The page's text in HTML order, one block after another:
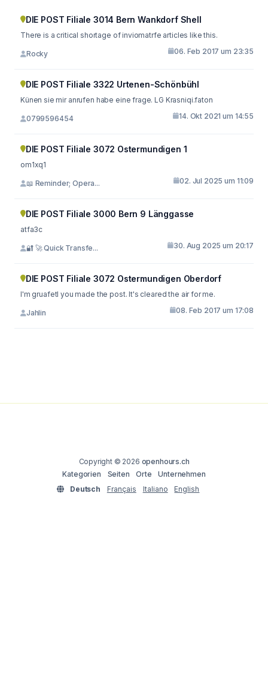
DIE POST Filiale 3014 Bern Wankdorf Shell
There is a critical shortage of inviomatrfe articles like this.
Rocky 06. Feb 2017 um 23:35
DIE POST Filiale 3322 Urtenen-Schönbühl
Künen sie mir anrufen habe eine frage. LG Krasniqi.faton
0799596454 14. Okt 2021 um 14:55
DIE POST Filiale 3072 Ostermundigen 1
om1xq1
📖 Reminder; Opera... 02. Jul 2025 um 11:09
DIE POST Filiale 3000 Bern 9 Länggasse
atfa3c
🔐 🚀 Quick Transfe... 30. Aug 2025 um 20:17
DIE POST Filiale 3072 Ostermundigen Oberdorf
I'm gruafetl you made the post. It's cleared the air for me.
Jahlin 08. Feb 2017 um 17:08
Copyright © 2026 openhours.ch
Kategorien
Seiten Orte
Unternehmen
Deutsch
Français Italiano English